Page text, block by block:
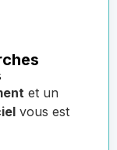
et un
vous est